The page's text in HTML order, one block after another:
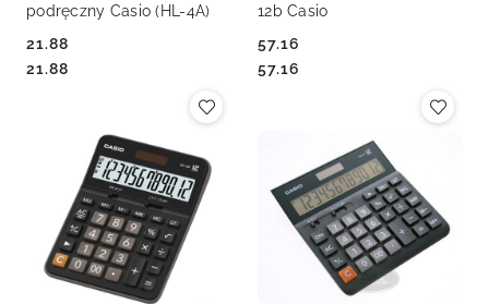
podręczny Casio (HL-4A)
Cena:
21.88
Cena:
21.88
12b Casio
Cena:
57.16
Cena:
57.16